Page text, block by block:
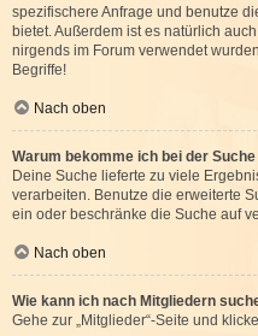
spezifischere Anfrage und benutze
bietet. Außerdem ist es natürlich
nirgends im Forum verwendet
Begriffe!
Nach oben
Warum bekomme ich bei der
Deine Suche lieferte zu viele
verarbeiten. Benutze die erweiterte
ein oder beschränke die Suche auf
Nach oben
Wie kann ich nach Mitgliedern
Gehe zur „Mitglieder“-Seite und